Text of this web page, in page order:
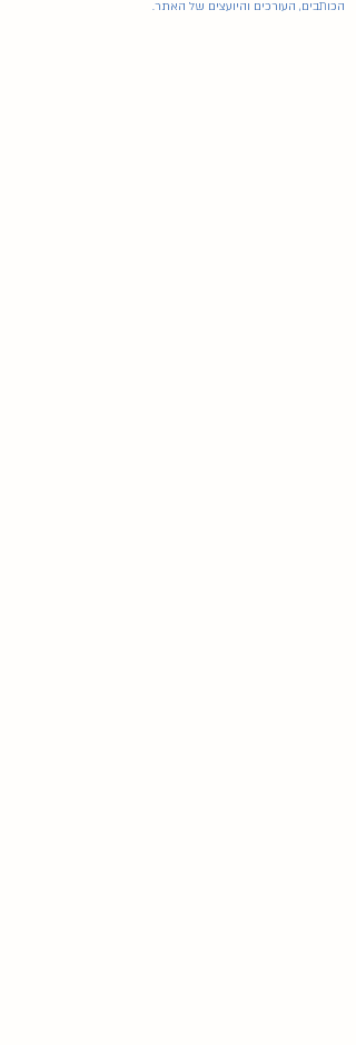
הכותבים, העורכים והיועצים של האתר.